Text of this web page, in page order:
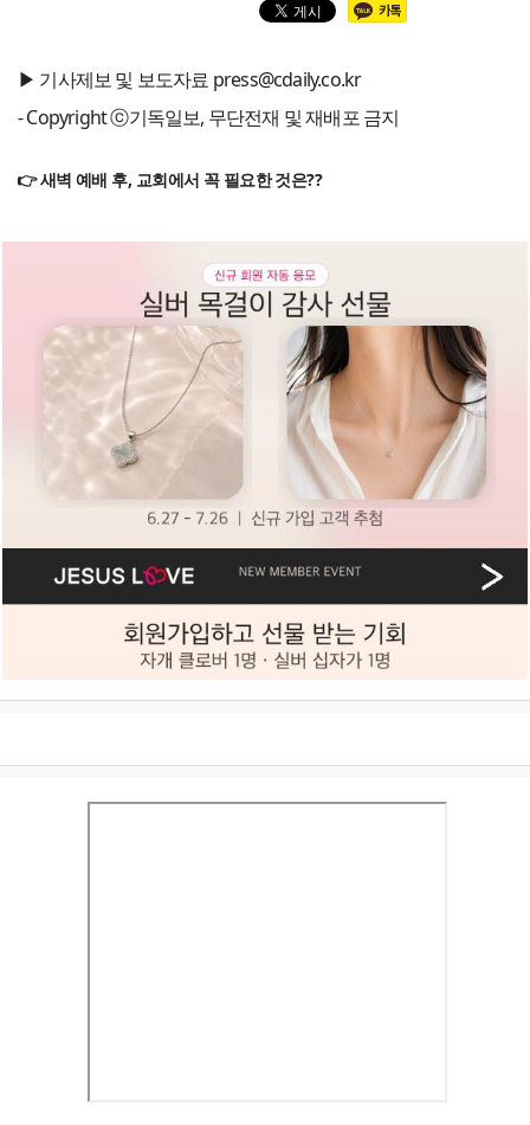
▶ 기사제보 및 보도자료 press@cdaily.co.kr
- Copyright ⓒ기독일보, 무단전재 및 재배포 금지
👉 새벽 예배 후, 교회에서 꼭 필요한 것은??